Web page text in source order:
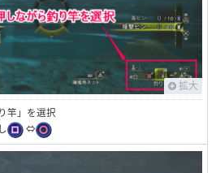
拡大
竿」を選択
⇔